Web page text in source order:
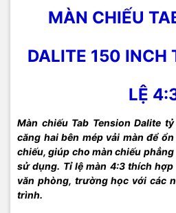
MÀN CHIẾU
DALITE 150 INCH
LỆ
Màn chiếu Tab Tension Dalite
căng hai bên mép vải màn để
chiếu, giúp cho màn chiếu
sử dụng. Tỉ lệ màn 4:3 thích
văn phòng, trường học với các
trình.